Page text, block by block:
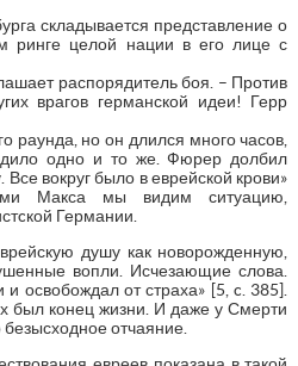
складывается представление о
ринге целой нации в его лице с
распорядитель боя. – Против
врагов германской идеи! Герр
раунда, но он длился много часов,
одно и то же. Фюрер долбил
вокруг было в еврейской крови»
Макса мы видим ситуацию,
Германии.
душу как новорожденную,
вопли. Исчезающие слова.
освобождал от страха» [5, c. 385].
был конец жизни. И даже у Смерти
отчаяние.